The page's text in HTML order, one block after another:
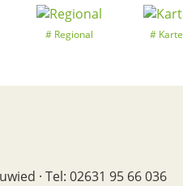
Regional
Karte
· Tel: 02631 95 66 036